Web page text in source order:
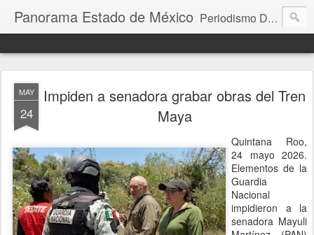
Panorama Estado de México Periodismo Digital
MAY
24
Impiden a senadora grabar obras del Tren
Maya
Quintana Roo,
24 mayo 2026.
Elementos de la
Guardia
Nacional
impidieron a la
senadora Mayuli